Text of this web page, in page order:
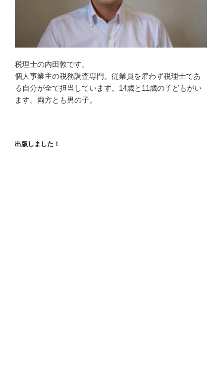
税理士の内田敦です。
個人事業主の税務調査専門。従業員を雇わず税理士であ
る自分が全て担当しています。14歳と11歳の子どもがい
ます。両方とも男の子。
出版しました！